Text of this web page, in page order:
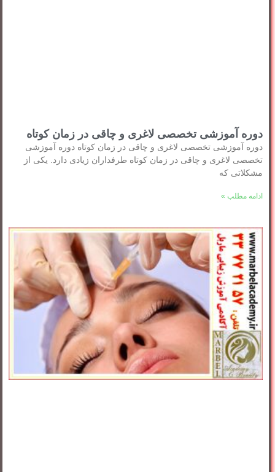
دوره آموزشی تخصصی لاغری و چاقی در زمان کوتاه
دوره آموزشی تخصصی لاغری و چاقی در زمان کوتاه دوره آموزشی
تخصصی لاغری و چاقی در زمان کوتاه طرفداران زیادی دارد. یکی از
مشکلاتی که
ادامه مطلب »